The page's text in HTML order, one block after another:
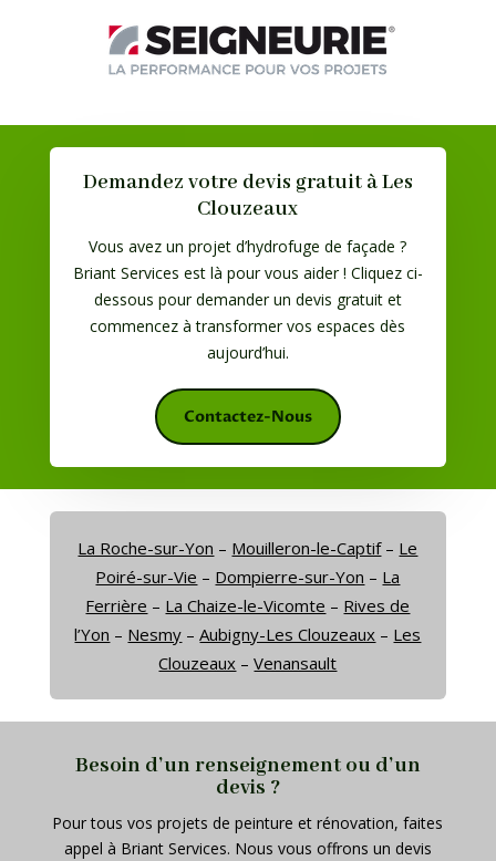
Demandez votre devis gratuit à Les
Clouzeaux
Vous avez un projet d’hydrofuge de façade ?
Briant Services est là pour vous aider ! Cliquez ci-
dessous pour demander un devis gratuit et
commencez à transformer vos espaces dès
aujourd’hui.
Contactez-Nous
La Roche-sur-Yon – Mouilleron-le-Captif– Le
Poiré-sur-Vie – Dompierre-sur-Yon – La
Ferrière – La Chaize-le-Vicomte – Rives de
l’Yon – Nesmy –Aubigny-Les Clouzeaux – Les
Clouzeaux –Venansault
Besoin d’un renseignement ou d’un
devis ?
Pour tous vos projets de peinture et rénovation, faites
appel à Briant Services. Nous vous offrons un devis